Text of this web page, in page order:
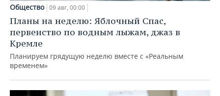
Общество 09 авг, 00:00
Планы на неделю: Яблочный Спас,
первенство по водным лыжам, джаз в
Кремле
Планируем грядущую неделю вместе с «Реальным
временем»